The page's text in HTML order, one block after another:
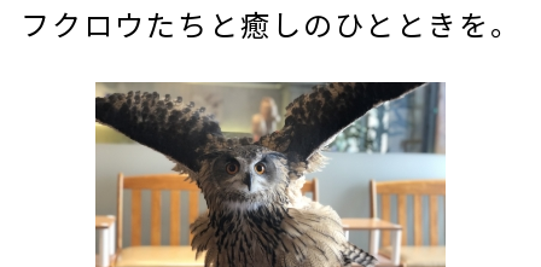
フクロウたちと癒しのひとときを。